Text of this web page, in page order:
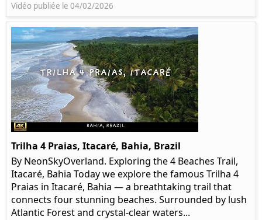
Vidéo publiée le 04/02/2026
Trilha 4 Praias, Itacaré, Bahia, Brazil
By NeonSkyOverland. Exploring the 4 Beaches Trail,
Itacaré, Bahia Today we explore the famous Trilha 4
Praias in Itacaré, Bahia — a breathtaking trail that
connects four stunning beaches. Surrounded by lush
Atlantic Forest and crystal-clear waters...